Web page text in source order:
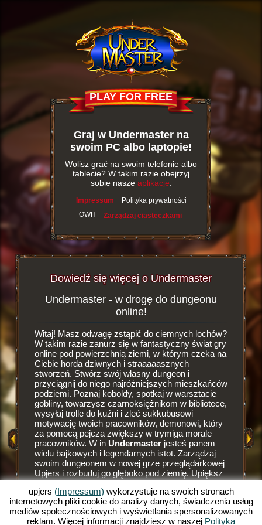
PLAY FOR FREE
Graj w Undermaster na
swoim PC albo laptopie!
Wolisz grać na swoim telefonie albo
tablecie? W takim razie obejrzyj
sobie nasze aplikacje
Impressum
Polityka prywatności
OWH
Zarządzaj ciasteczkami
Dowiedź się więcej o Undermaster
Undermaster - w drogę do dungeonu
online!
Witaj! Masz odwagę zstąpić do ciemnych lochów?
W takim razie zanurz się w fantastyczny świat gry
online pod powierzchnią ziemi, w którym czeka na
Ciebie horda dziwnych i straaaaasznych
stworzeń. Stwórz swój własny dungeon i
przyciągnij do niego najróżniejszych mieszkańców
podziemi. Poznaj koboldy, spotkaj w warsztacie
gobliny, towarzysz czarnoksiężnikom w bibliotece,
wysyłaj trolle do kuźni i zleć sukkubusowi
motywację twoich pracowników, demonowi, który
za pomocą pejcza zwiększy w trymiga morale
pracowników. W in Undermasterjesteś panem
wielu bajkowych i legendarnych istot. Zarządzaj
swoim dungeonem w nowej grze przeglądarkowej
Upjers i rozbuduj go głęboko pod ziemię. Upiększ
swoje lochy nastrojowymi dekoracjami takimi jak
nastrojowe pochodnie lub paleniska. Daj się
porwać do tajemniczych głębi gry online i zostań
władczym Undermasterem. Chcesz wiedzieć co
na Ciebie czeka? W takim razie czytaj dalej!
To
liczbę
kolei
online
im
na
spadnie
upjers (Impressum) wykorzystuje na swoich stronach
internetowych pliki cookie do analizy danych, świadczenia usług
mediów społecznościowych i wyświetlania spersonalizowanych
reklam. Więcej informacji znajdziesz w naszej Polityka